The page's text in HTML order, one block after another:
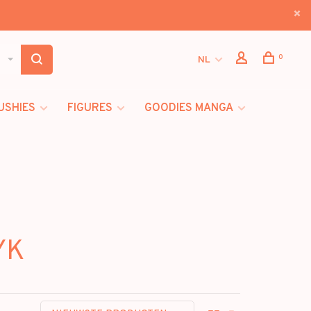
NL 0
FIGURES
GOODIES MANGA